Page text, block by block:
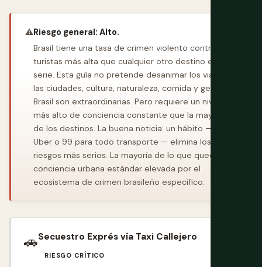
⚠️Riesgo general: Alto.
Brasil tiene una tasa de crimen violento contra
turistas más alta que cualquier otro destino en esta
serie. Esta guía no pretende desanimar los viajes —
las ciudades, cultura, naturaleza, comida y gente de
Brasil son extraordinarias. Pero requiere un nivel
más alto de conciencia constante que la mayoría
de los destinos. La buena noticia: un hábito — usar
Uber o 99 para todo transporte — elimina los
riesgos más serios. La mayoría de lo que queda es
conciencia urbana estándar elevada por el
ecosistema de crimen brasileño específico.
🚗Secuestro Exprés vía Taxi Callejero
RIESGO CRÍTICO